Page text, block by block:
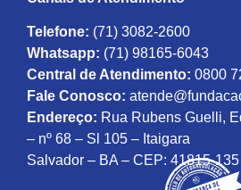
Telefone: (71) 3082-2600
Whatsapp: (71) 98165-6043
Central de Atendimento: 0800
Fale Conosco:
Endereço: Rua Rubens Guelli,
– nº 68 – Sl 105 – Itaigara
Salvador – BA – CEP: 41815-135